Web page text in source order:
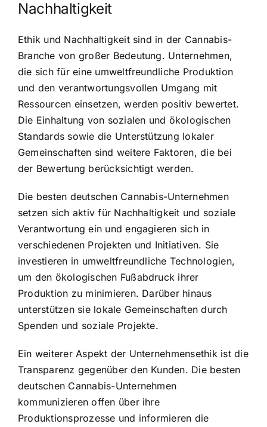
Nachhaltigkeit
Ethik und Nachhaltigkeit sind in der Cannabis-
Branche von großer Bedeutung. Unternehmen,
die sich für eine umweltfreundliche Produktion
und den verantwortungsvollen Umgang mit
Ressourcen einsetzen, werden positiv bewertet.
Die Einhaltung von sozialen und ökologischen
Standards sowie die Unterstützung lokaler
Gemeinschaften sind weitere Faktoren, die bei
der Bewertung berücksichtigt werden.
Die besten deutschen Cannabis-Unternehmen
setzen sich aktiv für Nachhaltigkeit und soziale
Verantwortung ein und engagieren sich in
verschiedenen Projekten und Initiativen. Sie
investieren in umweltfreundliche Technologien,
um den ökologischen Fußabdruck ihrer
Produktion zu minimieren. Darüber hinaus
unterstützen sie lokale Gemeinschaften durch
Spenden und soziale Projekte.
Ein weiterer Aspekt der Unternehmensethik ist die
Transparenz gegenüber den Kunden. Die besten
deutschen Cannabis-Unternehmen
kommunizieren offen über ihre
Produktionsprozesse und informieren die